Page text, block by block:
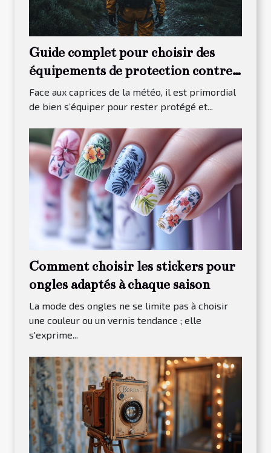
Guide complet pour choisir des
équipements de protection contre
les intempéries
Face aux caprices de la météo, il est primordial
de bien s’équiper pour rester protégé et...
Comment choisir les stickers pour
ongles adaptés à chaque saison
La mode des ongles ne se limite pas à choisir
une couleur ou un vernis tendance ; elle
s'exprime...